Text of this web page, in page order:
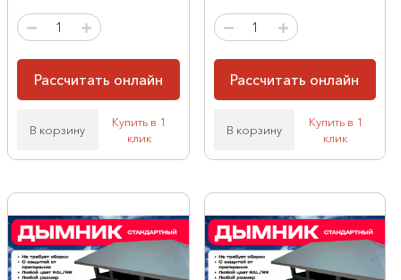
Рассчитать онлайн
В корзину
Купить в 1
клик
Рассчитать онлайн
В корзину
Купить в 1
клик